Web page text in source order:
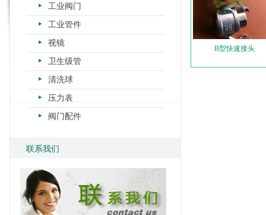
工业阀门
工业管件
视镜
卫生级管
清洗球
压力表
阀门配件
联系我们
B型快速接头